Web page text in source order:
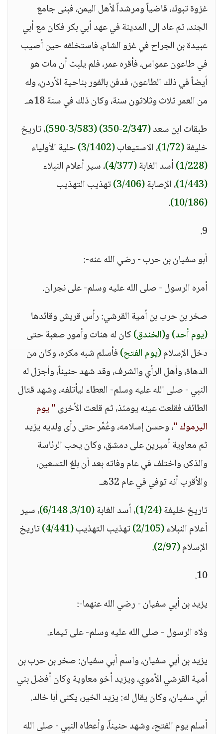
غزوة تبوك، قاضياً ومرشداً لأهل اليمن، فبنى جامع
الجند، ثم عاد إلى المدينة في عهد أبي بكر فكان مع أبي
عبيدة بن الجراح في غزو الشام، فاستخلفه حين أصيب
في طاعون عمواس، فأقره عمر، فلم يلبث أن مات هو
أيضاً في ذلك الطاعون، فدفن بالفور بناحية الأردن، وله
من العمر ثلاث وثلاثون سنة، وكان ذلك في سنة 18هـ.
طبقات ابن سعد(2/347-350)
(3/583-590)
، تاريخ
خليفة(1/72) ، الاستيعاب(3/1402)
حلية الأولياء
(1/228)
أسد الغابة(4/377)
، سير أعلام النبلاء
(1/443)
، الإصابة(3/406)
تهذيب التهذيب
(10/186)
.
9.
أبو سفيان بن حرب - رضي الله عنه-:
أمره الرسول - صلى الله عليه وسلم- على نجران.
صخر بن حرب بن أمية القرشي: رأس قريش وقائدها
(يوم أحد)و(الخندق)كان له هنات وأمور صعبة حتى
دخل الإسلام(يوم الفتح)فأسلم شبه مكره، وكان من
الدهاة، وأهل الرأي والشرف، وقد شهد حنيناً، وأجزل له
النبي - صلى الله عليه وسلم- العطاء ليأتلفه، وشهد قتال
الطائف فقلعت عينه يومئذ، ثم قلعت الأخرى" يوم
اليرموك "، وحسن إسلامه، وعُمِّر حتى رأى ولديه يزيد
ثم معاوية أميرين على دمشق، وكان يحب الرئاسة
والذكر، واختلف في عام وفاته بعد أن بلغ التسعين،
والأقرب أنه توفي في عام 32هـ.
تاريخ خليفة(1/24) ، أسد الغابة(3/10، 6/148)
، سير
أعلام النبلاء(2/105) تهذيب التهذيب(4/441)
تاريخ
الإسلام(2/97)
.
10.
يزيد بن أبي سفيان - رضي الله عنهما-:
ولاه الرسول - صلى الله عليه وسلم- على تيماء.
يزيد بن أبي سفيان، واسم أبي سفيان: صخر بن حرب بن
أمية القرشي الأموي، ويزيد أخو معاوية وكان أفضل بني
أبي سفيان، وكان يقال له: يزيد الخير، يكنى أبا خالد.
أسلم يوم الفتح، وشهد حنيناً، وأعطاه النبي - صلى الله